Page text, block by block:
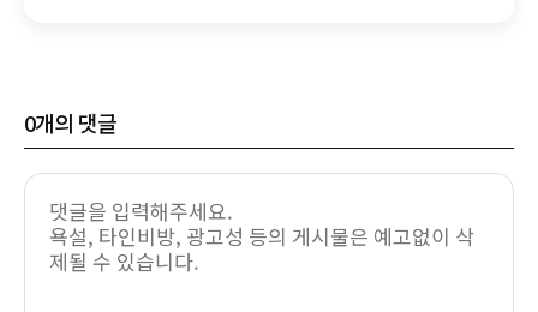
0개의 댓글